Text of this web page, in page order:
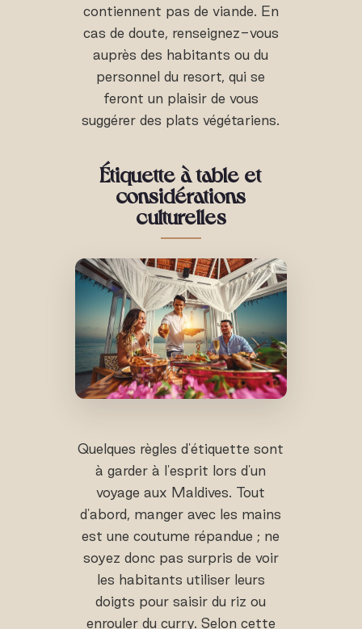
contiennent pas de viande. En
cas de doute, renseignez-vous
auprès des habitants ou du
personnel du resort, qui se
feront un plaisir de vous
suggérer des plats végétariens.
Étiquette à table et
considérations
culturelles
Quelques règles d'étiquette sont
à garder à l'esprit lors d'un
voyage aux Maldives. Tout
d'abord, manger avec les mains
est une coutume répandue ; ne
soyez donc pas surpris de voir
les habitants utiliser leurs
doigts pour saisir du riz ou
enrouler du curry. Selon cette